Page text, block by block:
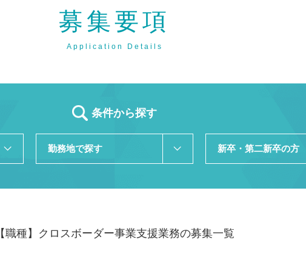
募集要項
Application Details
条件から探す
勤務地で探す 新卒・第二新卒の方
【職種】 クロスボーダー事業支援業務の募集一覧